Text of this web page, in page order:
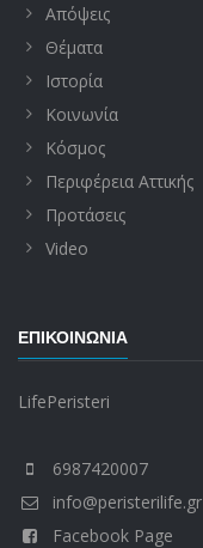
Απόψεις
Θέματα
Ιστορία
Κοινωνία
Κόσμος
Περιφέρεια Αττικής
Προτάσεις
Video
ΕΠΙΚΟΙΝΩΝΊΑ
LifePeristeri
6987420007
info@peristerilife.gr
Facebook Page